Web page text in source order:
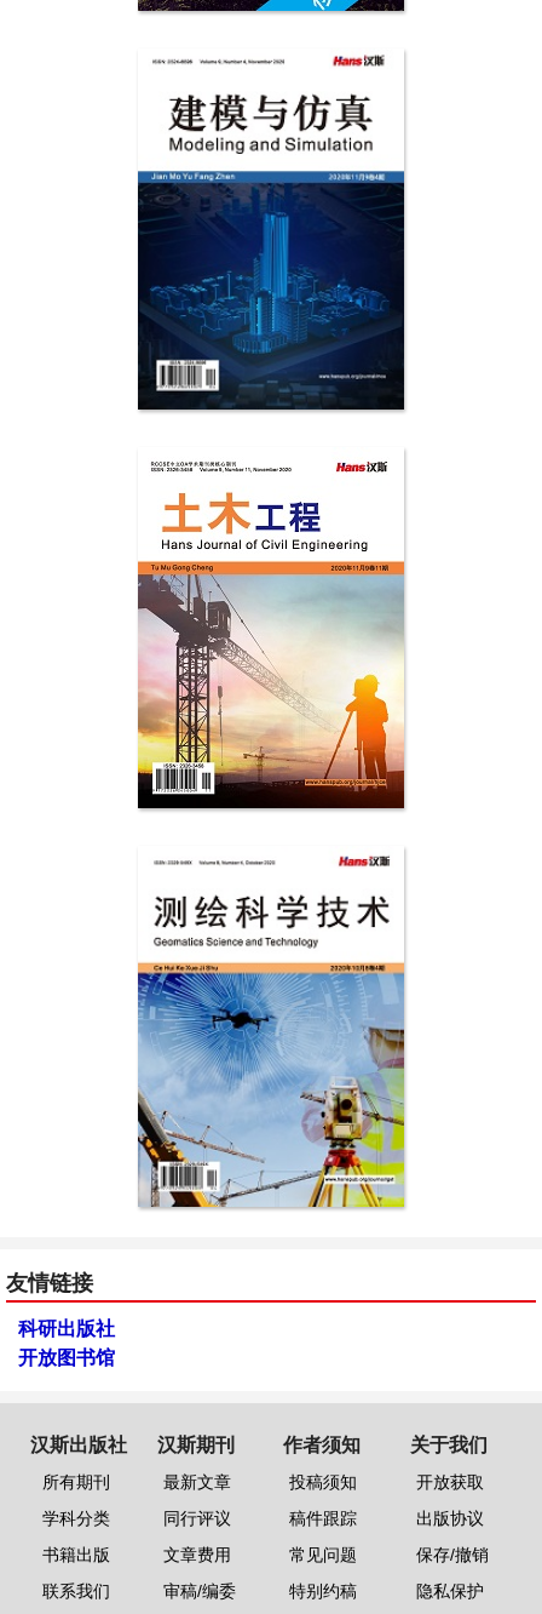
友情链接
科研出版社
开放图书馆
汉斯出版社
所有期刊
学科分类
书籍出版
联系我们
汉斯期刊
最新文章
同行评议
文章费用
审稿/编委
作者须知
投稿须知
稿件跟踪
常见问题
特别约稿
关于我们
开放获取
出版协议
保存/撤销
隐私保护